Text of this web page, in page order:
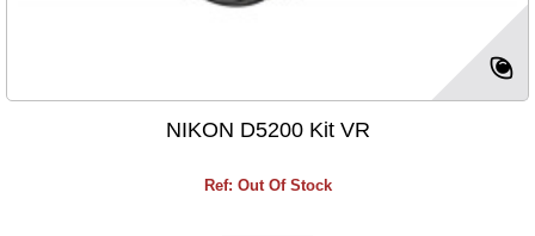
NIKON D5200 Kit VR
Ref: Out Of Stock